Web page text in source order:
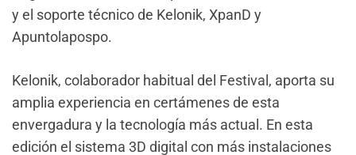
y el soporte técnico de Kelonik, XpanD y
Apuntolapospo.
Kelonik, colaborador habitual del Festival, aporta su
amplia experiencia en certámenes de esta
envergadura y la tecnología más actual. En esta
edición el sistema 3D digital con más instalaciones